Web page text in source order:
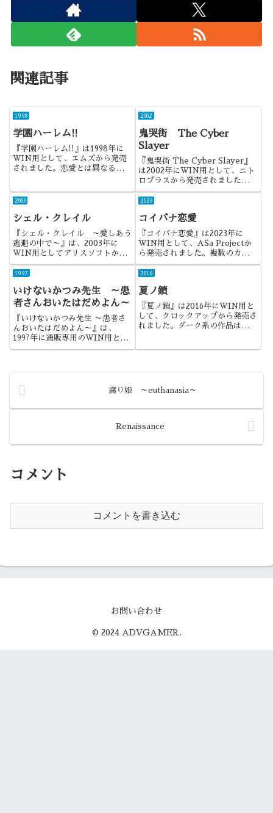
関連記事
1998
学園ハーレム!!
『学園ハーレム!!』は1998年に
WIN用として、エムズから発売
されました。恋愛とは異なる純愛
な作品でした。
2002
鬼哭街 The Cyber
Slayer
『鬼哭街 The Cyber Slayer』
は2002年にWIN用として、ニト
ロプラスから発売されました。虚
とで、ファンなら買っても構わな
か。
2003
シェル・クレイル
『シェル・クレイル ～愛しあう
逃避の中で～』は、2003年に
WIN用としてアリスソフトから
ゲームはもう1本見たかったな
すね。
2023
コイバナ恋愛
『コイバナ恋愛』は2023年に
WIN用として、ASa Projectか
ら発売されました。複数のカップ
らしく仕上げた作品でしたね。
1997
いけないかつみ先生 ～患
者さんおいたはだめよん～
『いけないかつみ先生 ～患者さ
んおいたはだめよん～』は、
1997年に通販専用のWIN用とし
した。
2016
夏ノ鎖
『夏ノ鎖』は2016年にWIN用と
して、クロックアップから発売さ
れました。ダーク系の作品は久し
腐り姫 ～euthanasia～
Renaissance
コメント
コメントを書き込む
お問い合わせ
© 2024 ADVGAMER.